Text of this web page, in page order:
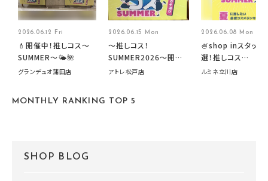
2026.06.12 Fri
💄開催中！推しコス〜
SUMMER〜🌤️🌺
グランデュオ蒲田店
2026.06.15 Mon
～推しコス！
SUMMER2026～開催
中です！
アトレ松戸店
2026.06.08 Mon
🍧shop inスタッフ
選！推しコス
summer2026開催
ルミネ立川店
MONTHLY RANKING TOP 5
SHOP BLOG